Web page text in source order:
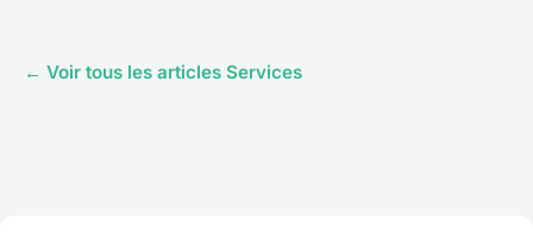
← Voir tous les articles Services